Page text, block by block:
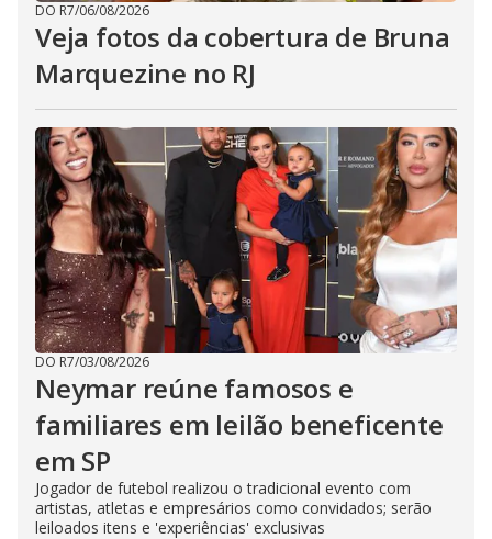
DO R7/06/08/2026
Veja fotos da cobertura de Bruna
Marquezine no RJ
DO R7/03/08/2026
Neymar reúne famosos e
familiares em leilão beneficente
em SP
Jogador de futebol realizou o tradicional evento com
artistas, atletas e empresários como convidados; serão
leiloados itens e 'experiências' exclusivas